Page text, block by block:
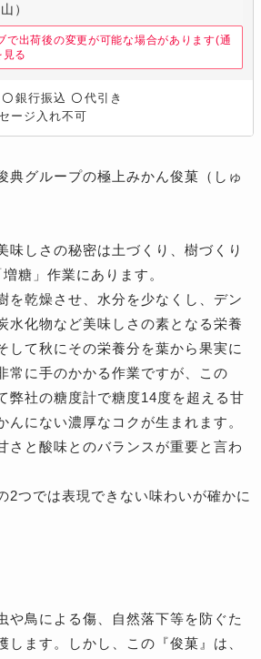
）
で出荷後の変更が可能な場合があります(通
る
〇 銀行振込 〇 代引き
ージ入れ不可
典グループの極上みかん俊菓（しゅ
味しさの秘密は土づくり、樹づくり
糖」作業にあります。
を乾燥させ、水分を少なくし、デン
水化物など美味しさの素となる栄養
して秋にその栄養分を葉から果実に
常に手のかかる作業ですが、この
弊社の糖度計で糖度14度を超える甘
んにない濃厚なコクが生まれます。
さと酸味とのバランスが重要と言わ
2つでは表現できない味わいが確かに
や鳥による傷、自然落下等を防ぐた
します。しかし、この『俊菓』は、